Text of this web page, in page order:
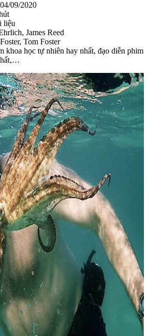
09/2020
liệu
James Reed
Tom Foster
khoa học tự nhiên hay nhất, đạo diễn phim